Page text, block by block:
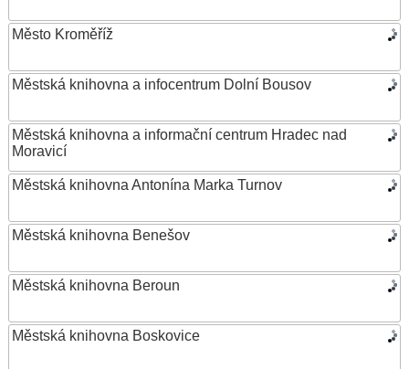
Město Kroměříž
Městská knihovna a infocentrum Dolní Bousov
Městská knihovna a informační centrum Hradec nad
Moravicí
Městská knihovna Antonína Marka Turnov
Městská knihovna Benešov
Městská knihovna Beroun
Městská knihovna Boskovice